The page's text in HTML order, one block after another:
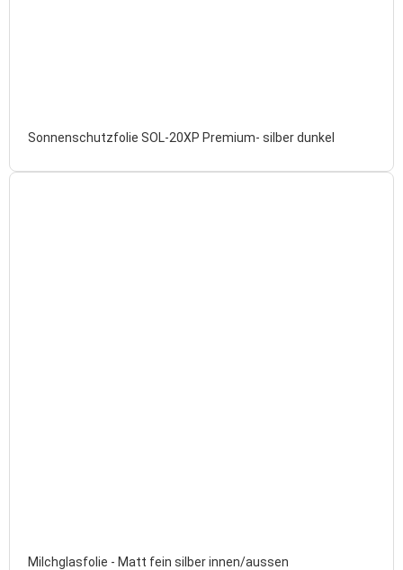
Sonnenschutzfolie SOL-20XP Premium- silber dunkel
Milchglasfolie - Matt fein silber innen/aussen